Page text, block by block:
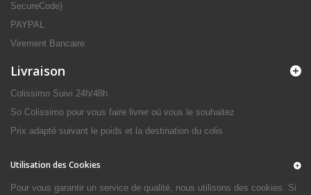
SecureCode)
PAYPAL
Virement Bancaire
Livraison
Colissimo Suivi 24h/48h
So Colissimo pour vous faire livrer où vous le souhaitez
Prix adapté suivant le poids et la destination du colis
Utilisation des Cookies
Pour vous garantir un service de qualité, nous utilisons des cookies. Si